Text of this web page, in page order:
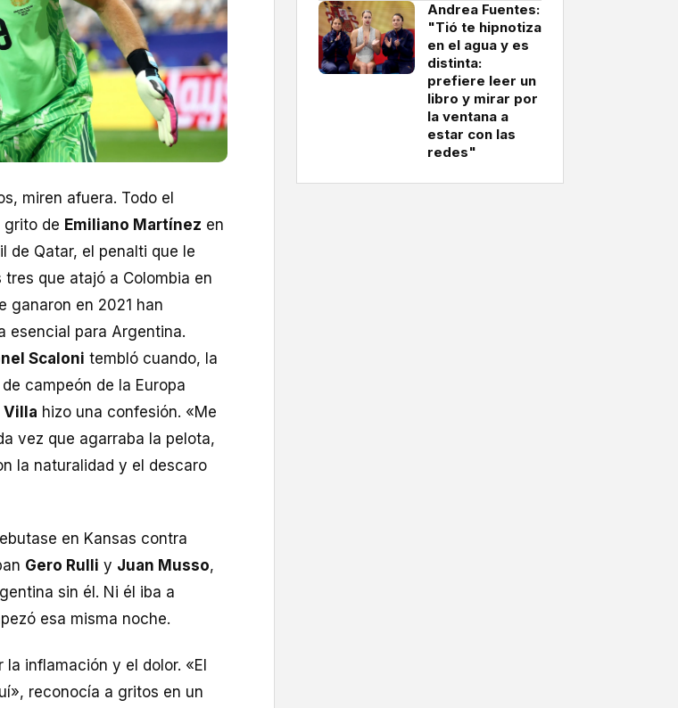
miren afuera. Todo el
grito de Emiliano Martínez en
de Qatar, el penalti que le
que atajó a Colombia en
ganaron en 2021 han
esencial para Argentina.
Scaloni tembló cuando, la
campeón de la Europa
hizo una confesión. «Me
vez que agarraba la pelota,
la naturalidad y el descaro
en Kansas contra
Gero Rulli y Juan Musso,
sin él. Ni él iba a
esa misma noche.
inflamación y el dolor. «El
reconocía a gritos en un
Andrea Fuentes:
"Tió te hipnotiza
en el agua y es
distinta:
prefiere leer un
libro y mirar por
la ventana a
estar con las
redes"